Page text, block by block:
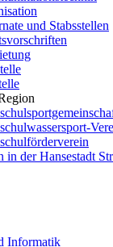
und Stabsstellen
in der Hansestadt
Informatik